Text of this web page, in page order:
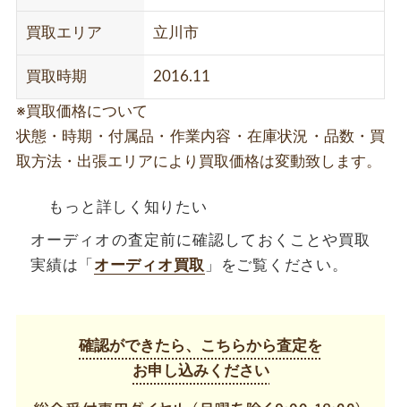
買取エリア 立川市
買取時期 2016.11
※買取価格について
状態・時期・付属品・作業内容・在庫状況・品数・買
取方法・出張エリアにより買取価格は変動致します。
もっと詳しく知りたい
オーディオの査定前に確認しておくことや買取
実績は「 オーディオ買取 」をご覧ください。
確認ができたら、こちらから査定を
お申し込みください